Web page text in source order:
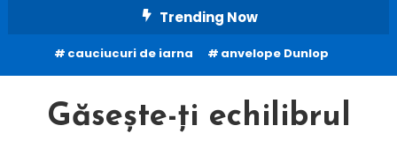
Content
Trending Now
cauciucuri de iarna anvelope Dunlop
Găsește-ți echilibrul